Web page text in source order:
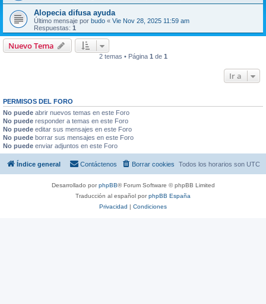
Alopecia difusa ayuda
Último mensaje por budo « Vie Nov 28, 2025 11:59 am
Respuestas: 1
Nuevo Tema
2 temas • Página 1 de 1
Ir a
PERMISOS DEL FORO
No puede abrir nuevos temas en este Foro
No puede responder a temas en este Foro
No puede editar sus mensajes en este Foro
No puede borrar sus mensajes en este Foro
No puede enviar adjuntos en este Foro
Índice general Todos los horarios son UTC
Borrar cookies
Contáctenos
Desarrollado porphpBB® Forum Software © phpBB Limited
Traducción al español porphpBB España
Privacidad | Condiciones